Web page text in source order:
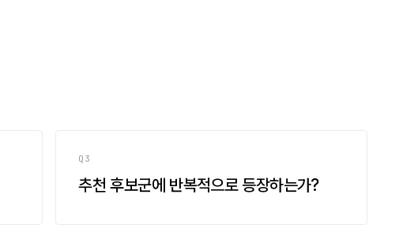
Q3
추천 후보군에 반복적으로 등장하는가?